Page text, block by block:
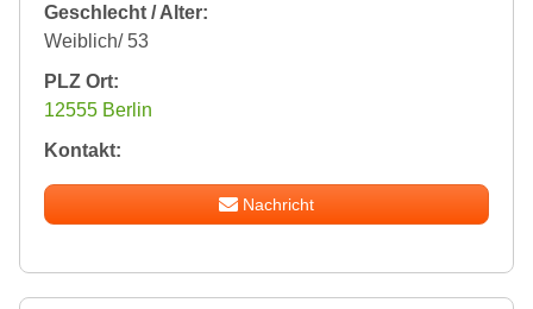
Geschlecht / Alter:
Weiblich/ 53
PLZ Ort:
12555 Berlin
Kontakt:
Nachricht